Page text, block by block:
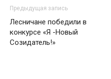
Предыдущая запись
Лесничане победили в
конкурсе «Я -Новый
Созидатель!»